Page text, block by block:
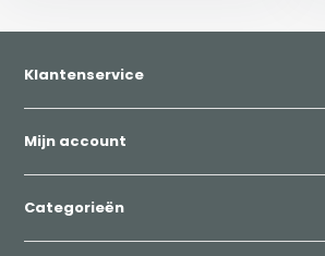
Klantenservice
Mijn account
Categorieën